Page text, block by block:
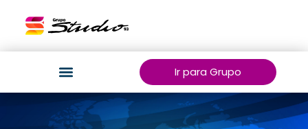
Ir para Grupo